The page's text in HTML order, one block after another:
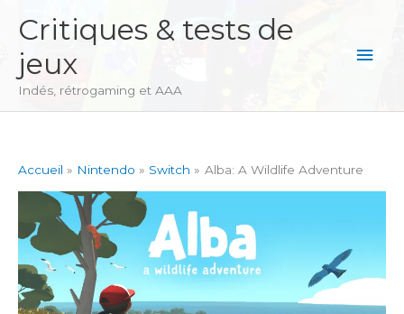
contenu
Critiques & tests de
jeux
Indés, rétrogaming et AAA
Accueil Nintendo Switch Alba: A Wildlife Adventure